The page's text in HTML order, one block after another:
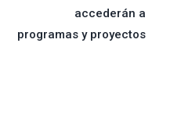
accederán a
programas y proyectos